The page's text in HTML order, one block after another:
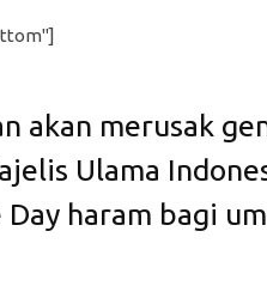
akan merusak
Ulama
haram bagi